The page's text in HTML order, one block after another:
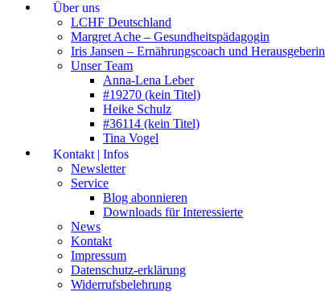
Über uns
LCHF Deutschland
Margret Ache – Gesundheitspädagogin
Iris Jansen – Ernährungscoach und Herausgeberin
Unser Team
Anna-Lena Leber
#19270 (kein Titel)
Heike Schulz
#36114 (kein Titel)
Tina Vogel
Kontakt | Infos
Newsletter
Service
Blog abonnieren
Downloads für Interessierte
News
Kontakt
Impressum
Datenschutz-erklärung
Widerrufsbelehrung